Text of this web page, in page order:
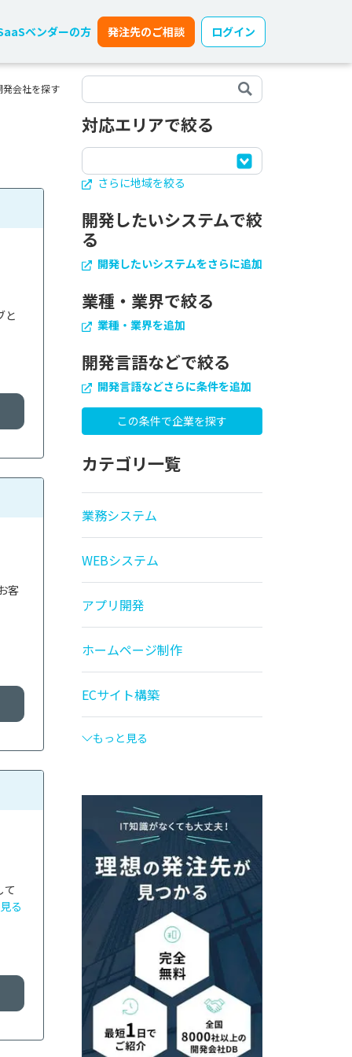
ベンダーの方 発注先のご相談 ログイン
会社を探す
と
客
て
る
対応エリアで絞る
さらに地域を絞る
開発したいシステムで絞
る
開発したいシステムをさらに追加
業種・業界で絞る
業種・業界を追加
開発言語などで絞る
開発言語などさらに条件を追加
カテゴリ一覧
業務システム
WEBシステム
アプリ開発
ホームページ制作
ECサイト構築
もっと見る